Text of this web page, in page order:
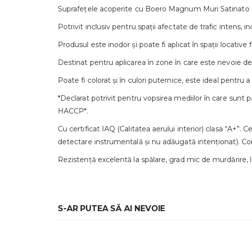
Suprafețele acoperite cu Boero Magnum Muri
Potrivit inclusiv pentru spații afectate de trafic intens,
Produsul este inodor și poate fi aplicat în spații locative
Destinat pentru aplicarea în zone în care este nevoie
Poate fi colorat și în culori puternice, este ideal pentru
*Declarat potrivit pentru vopsirea mediilor în care sunt
HACCP*.
Cu certificat IAQ (Calitatea aerului interior) clasa
detectare instrumentală și nu adăugată intenționat).
Rezistență excelentă la spălare, grad mic de murdărire,
S-AR PUTEA SĂ AI NEVOIE